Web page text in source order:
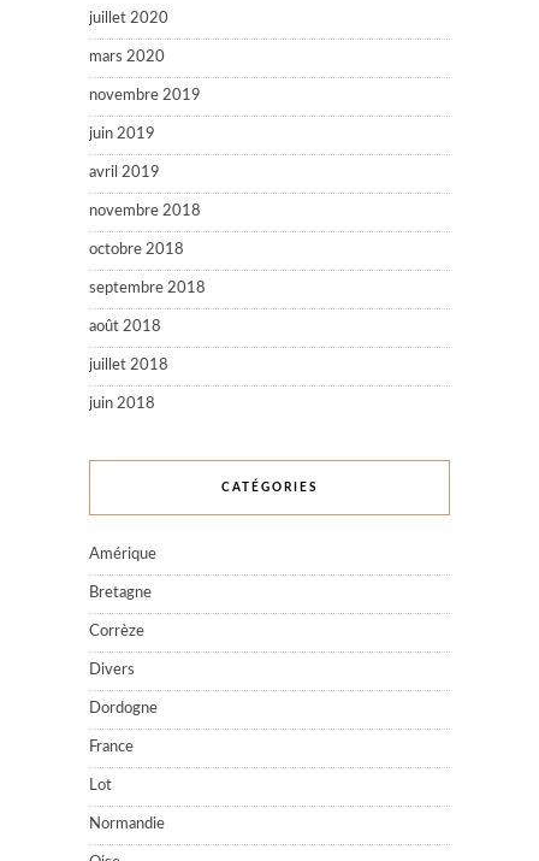
juillet 2020
mars 2020
novembre 2019
juin 2019
avril 2019
novembre 2018
octobre 2018
septembre 2018
août 2018
juillet 2018
juin 2018
CATÉGORIES
Amérique
Bretagne
Corrèze
Divers
Dordogne
France
Lot
Normandie